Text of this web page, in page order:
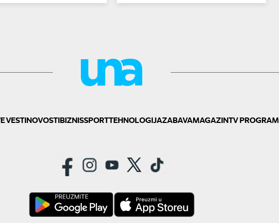
VESTINOVOSTIBIZNISSPORTTEHNOLOGIJAZABAVAMAGAZINTV PROGRAM